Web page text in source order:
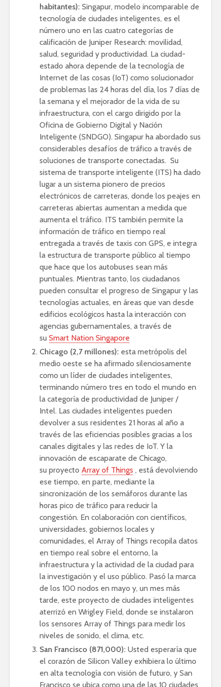
habitantes): Singapur, modelo incomparable de
tecnología de ciudades inteligentes, es el
número uno en las cuatro categorías de
calificación de Juniper Research: movilidad,
salud, seguridad y productividad. La ciudad-
estado ahora depende de la tecnología de
Internet de las cosas (IoT) como solucionador
de problemas las 24 horas del día, los 7 días de
la semana y el mejorador de la vida de su
infraestructura, con el cargo dirigido por la
Oficina de Gobierno Digital y Nación
Inteligente (SNDGO). Singapur ha abordado sus
considerables desafíos de tráfico a través de
soluciones de transporte conectadas. Su
sistema de transporte inteligente (ITS) ha dado
lugar a un sistema pionero de precios
electrónicos de carreteras, donde los peajes en
carreteras abiertas aumentan a medida que
aumenta el tráfico. ITS también permite la
información de tráfico en tiempo real
entregada a través de taxis con GPS, e integra
la estructura de transporte público al tiempo
que hace que los autobuses sean más
puntuales. Mientras tanto, los ciudadanos
pueden consultar el progreso de Singapur y las
tecnologías actuales, en áreas que van desde
edificios ecológicos hasta la interacción con
agencias gubernamentales, a través de
su Smart Nation Singapore
Chicago (2,7 millones): esta metrópolis del
medio oeste se ha afirmado silenciosamente
como un líder de ciudades inteligentes,
terminando número tres en todo el mundo en
la categoría de productividad de Juniper /
Intel. Las ciudades inteligentes pueden
devolver a sus residentes 21 horas al año a
través de las eficiencias posibles gracias a los
canales digitales y las redes de IoT. Y la
innovación de escaparate de Chicago,
su proyecto Array of Things , está devolviendo
ese tiempo, en parte, mediante la
sincronización de los semáforos durante las
horas pico de tráfico para reducir la
congestión. En colaboración con científicos,
universidades, gobiernos locales y
comunidades, el Array of Things recopila datos
en tiempo real sobre el entorno, la
infraestructura y la actividad de la ciudad para
la investigación y el uso público. Pasó la marca
de los 100 nodos en mayo y, un mes más
tarde, este proyecto de ciudades inteligentes
aterrizó en Wrigley Field, donde se instalaron
los sensores Array of Things para medir los
niveles de sonido, el clima, etc.
San Francisco (871,000): Usted esperaría que
el corazón de Silicon Valley exhibiera lo último
en alta tecnología con visión de futuro, y San
Francisco se ubica como una de las 10 ciudades